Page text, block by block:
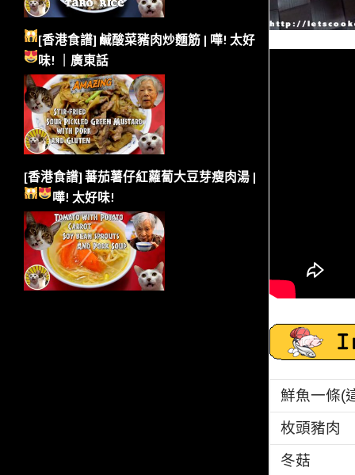
鮮魚一條(
枚頭豬肉
冬菇
[香港食譜] 鹹酸菜豬肉炒麵筋 | 嘩! 太好
味!
｜廣東話
[香港食譜] 蕃茄薯仔紅蘿蔔大豆芽瘦肉湯 |
嘩! 太好味!